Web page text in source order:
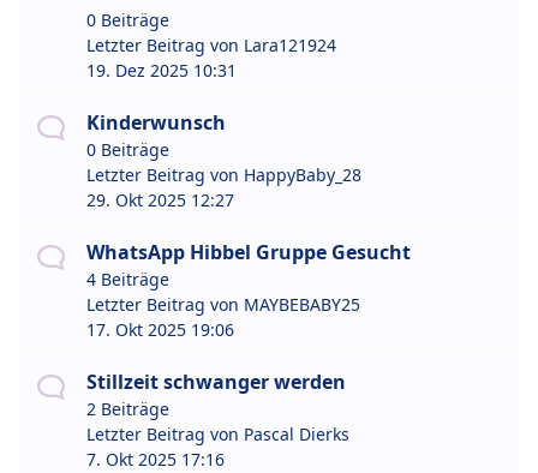
0 Beiträge
Letzter Beitrag von Lara121924
19. Dez 2025 10:31
Kinderwunsch
0 Beiträge
Letzter Beitrag von HappyBaby_28
29. Okt 2025 12:27
WhatsApp Hibbel Gruppe Gesucht
4 Beiträge
Letzter Beitrag von MAYBEBABY25
17. Okt 2025 19:06
Stillzeit schwanger werden
2 Beiträge
Letzter Beitrag von Pascal Dierks
7. Okt 2025 17:16